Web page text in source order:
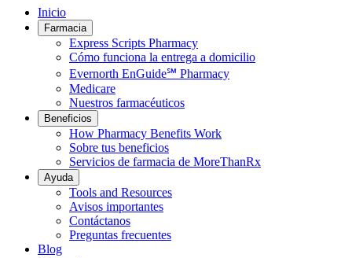
Inicio
Farmacia
Express Scripts Pharmacy
Cómo funciona la entrega a domicilio
Evernorth EnGuide℠ Pharmacy
Medicare
Nuestros farmacéuticos
Beneficios
How Pharmacy Benefits Work
Sobre tus beneficios
Servicios de farmacia de MoreThanRx
Ayuda
Tools and Resources
Avisos importantes
Contáctanos
Preguntas frecuentes
Blog